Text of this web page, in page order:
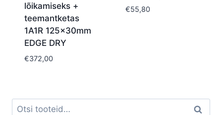
lõikamiseks +
teemantketas
1A1R 125x30mm
EDGE DRY
€372,00
€55,80
Otsi: Otsi